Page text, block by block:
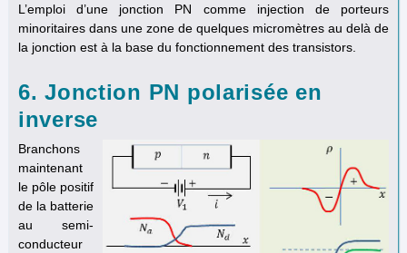
L’emploi d’une jonction PN comme injection de porteurs
minoritaires dans une zone de quelques micromètres au delà de
la jonction est à la base du fonctionnement des transistors.
6. Jonction PN polarisée en
inverse
Branchons
maintenant
le pôle positif
de la batterie
au semi-
conducteur